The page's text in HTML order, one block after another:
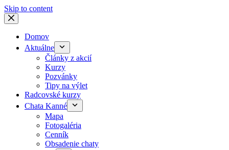
Skip to content
Domov
Aktuálne
Články z akcií
Kurzy
Pozvánky
Tipy na výlet
Radcovské kurzy
Chata Kanné
Mapa
Fotogaléria
Cenník
Obsadenie chaty